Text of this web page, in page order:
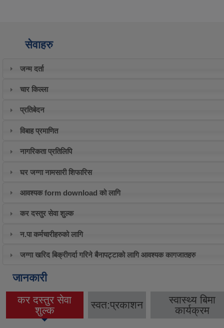
सेवाहरु
जन्म दर्ता
चार किल्ला
प्रतिबेदन
विबाह प्रमाणित
नागरिकता प्रतिलिपि
घर जग्गा नामसारी शिफारिस
आवश्यक form download को लागि
कर दस्तुर सेवा शुल्क
न.पा कर्मचारीहरुको लागि
जग्गा खरिद बिक्रीगर्दा गरिने बैनापट्टाको लागि आवश्यक कागजातहरु
जानकारी
कर दस्तुर सेवा
शुल्क
(active tab) स्वत:प्रकाशन
स्वास्थ्य बिमा
कार्यक्रम